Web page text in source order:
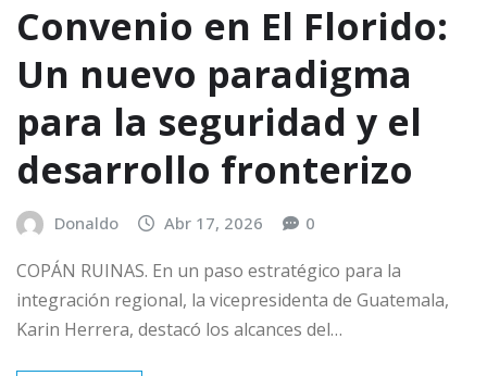
Convenio en El Florido:
Un nuevo paradigma
para la seguridad y el
desarrollo fronterizo
Donaldo Abr 17, 2026 0
COPÁN RUINAS. En un paso estratégico para la
integración regional, la vicepresidenta de Guatemala,
Karin Herrera, destacó los alcances del…